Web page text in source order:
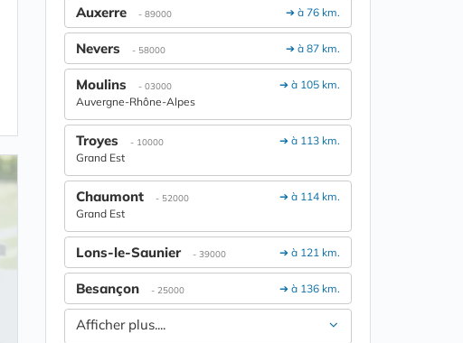
➔ à 76 km.
Auxerre - 89000
➔ à 87 km.
Nevers - 58000
➔ à 105 km.
Moulins - 03000
Auvergne-Rhône-Alpes
➔ à 113 km.
Troyes - 10000
Grand Est
➔ à 114 km.
Chaumont - 52000
Grand Est
➔ à 121 km.
Lons-le-Saunier - 39000
➔ à 136 km.
Besançon - 25000
Afficher plus....